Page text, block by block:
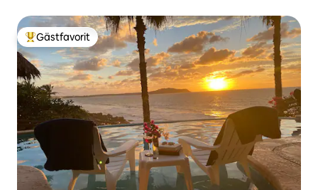
Populär gästfavorit
Gästfavorit